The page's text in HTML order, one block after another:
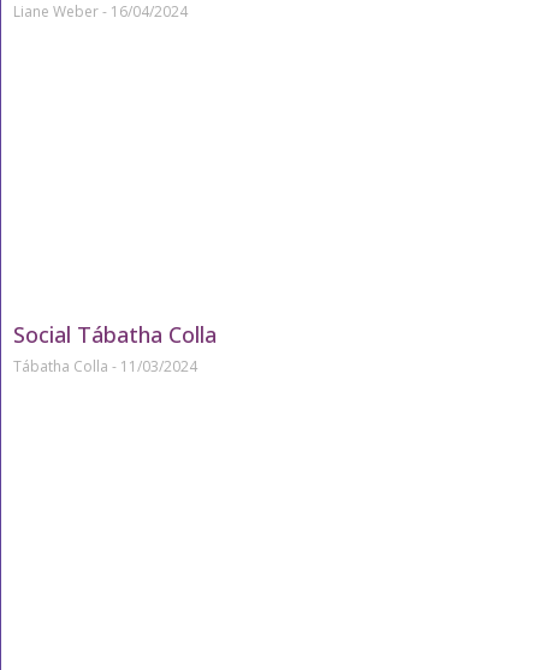
Liane Weber 16/04/2024
Social Tábatha Colla
Tábatha Colla 11/03/2024